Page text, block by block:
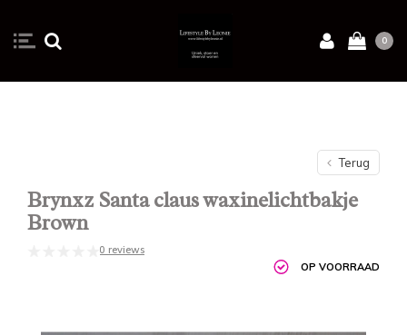
0
Terug
Brynxz Santa claus waxinelichtbakje
Brown
0 reviews
OP VOORRAAD